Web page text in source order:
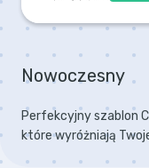
Nowoczesny
Perfekcyjny szablon
które wyróżniają